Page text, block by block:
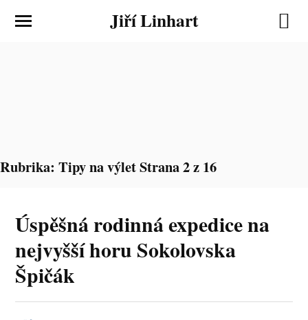
Jiří Linhart
Rubrika: Tipy na výletStrana 2 z 16
Úspěšná rodinná expedice na
nejvyšší horu Sokolovska
Špičák